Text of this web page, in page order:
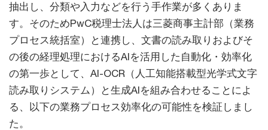
抽出し、分類や入力などを行う手作業が多くありま
す。そのためPwC税理士法人は三菱商事主計部（業務
プロセス統括室）と連携し、文書の読み取りおよびそ
の後の経理処理におけるAIを活用した自動化・効率化
の第一歩として、AI-OCR（人工知能搭載型光学式文字
読み取りシステム）と生成AIを組み合わせることによ
る、以下の業務プロセス効率化の可能性を検証しまし
た。